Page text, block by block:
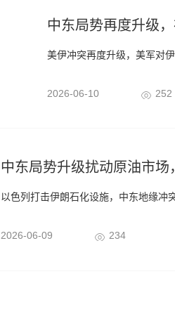
中东局势再度升级
美伊冲突再度升级，美军对
2026-06-10 252
中东局势升级扰动原油市
以色列打击伊朗石化设施，中东地缘冲
2026-06-09 234